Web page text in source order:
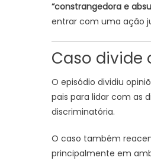
“constrangedora e
entrar com uma ação
Caso divide
O episódio dividiu
pais para lidar com as
discriminatória.
O caso também
principalmente em